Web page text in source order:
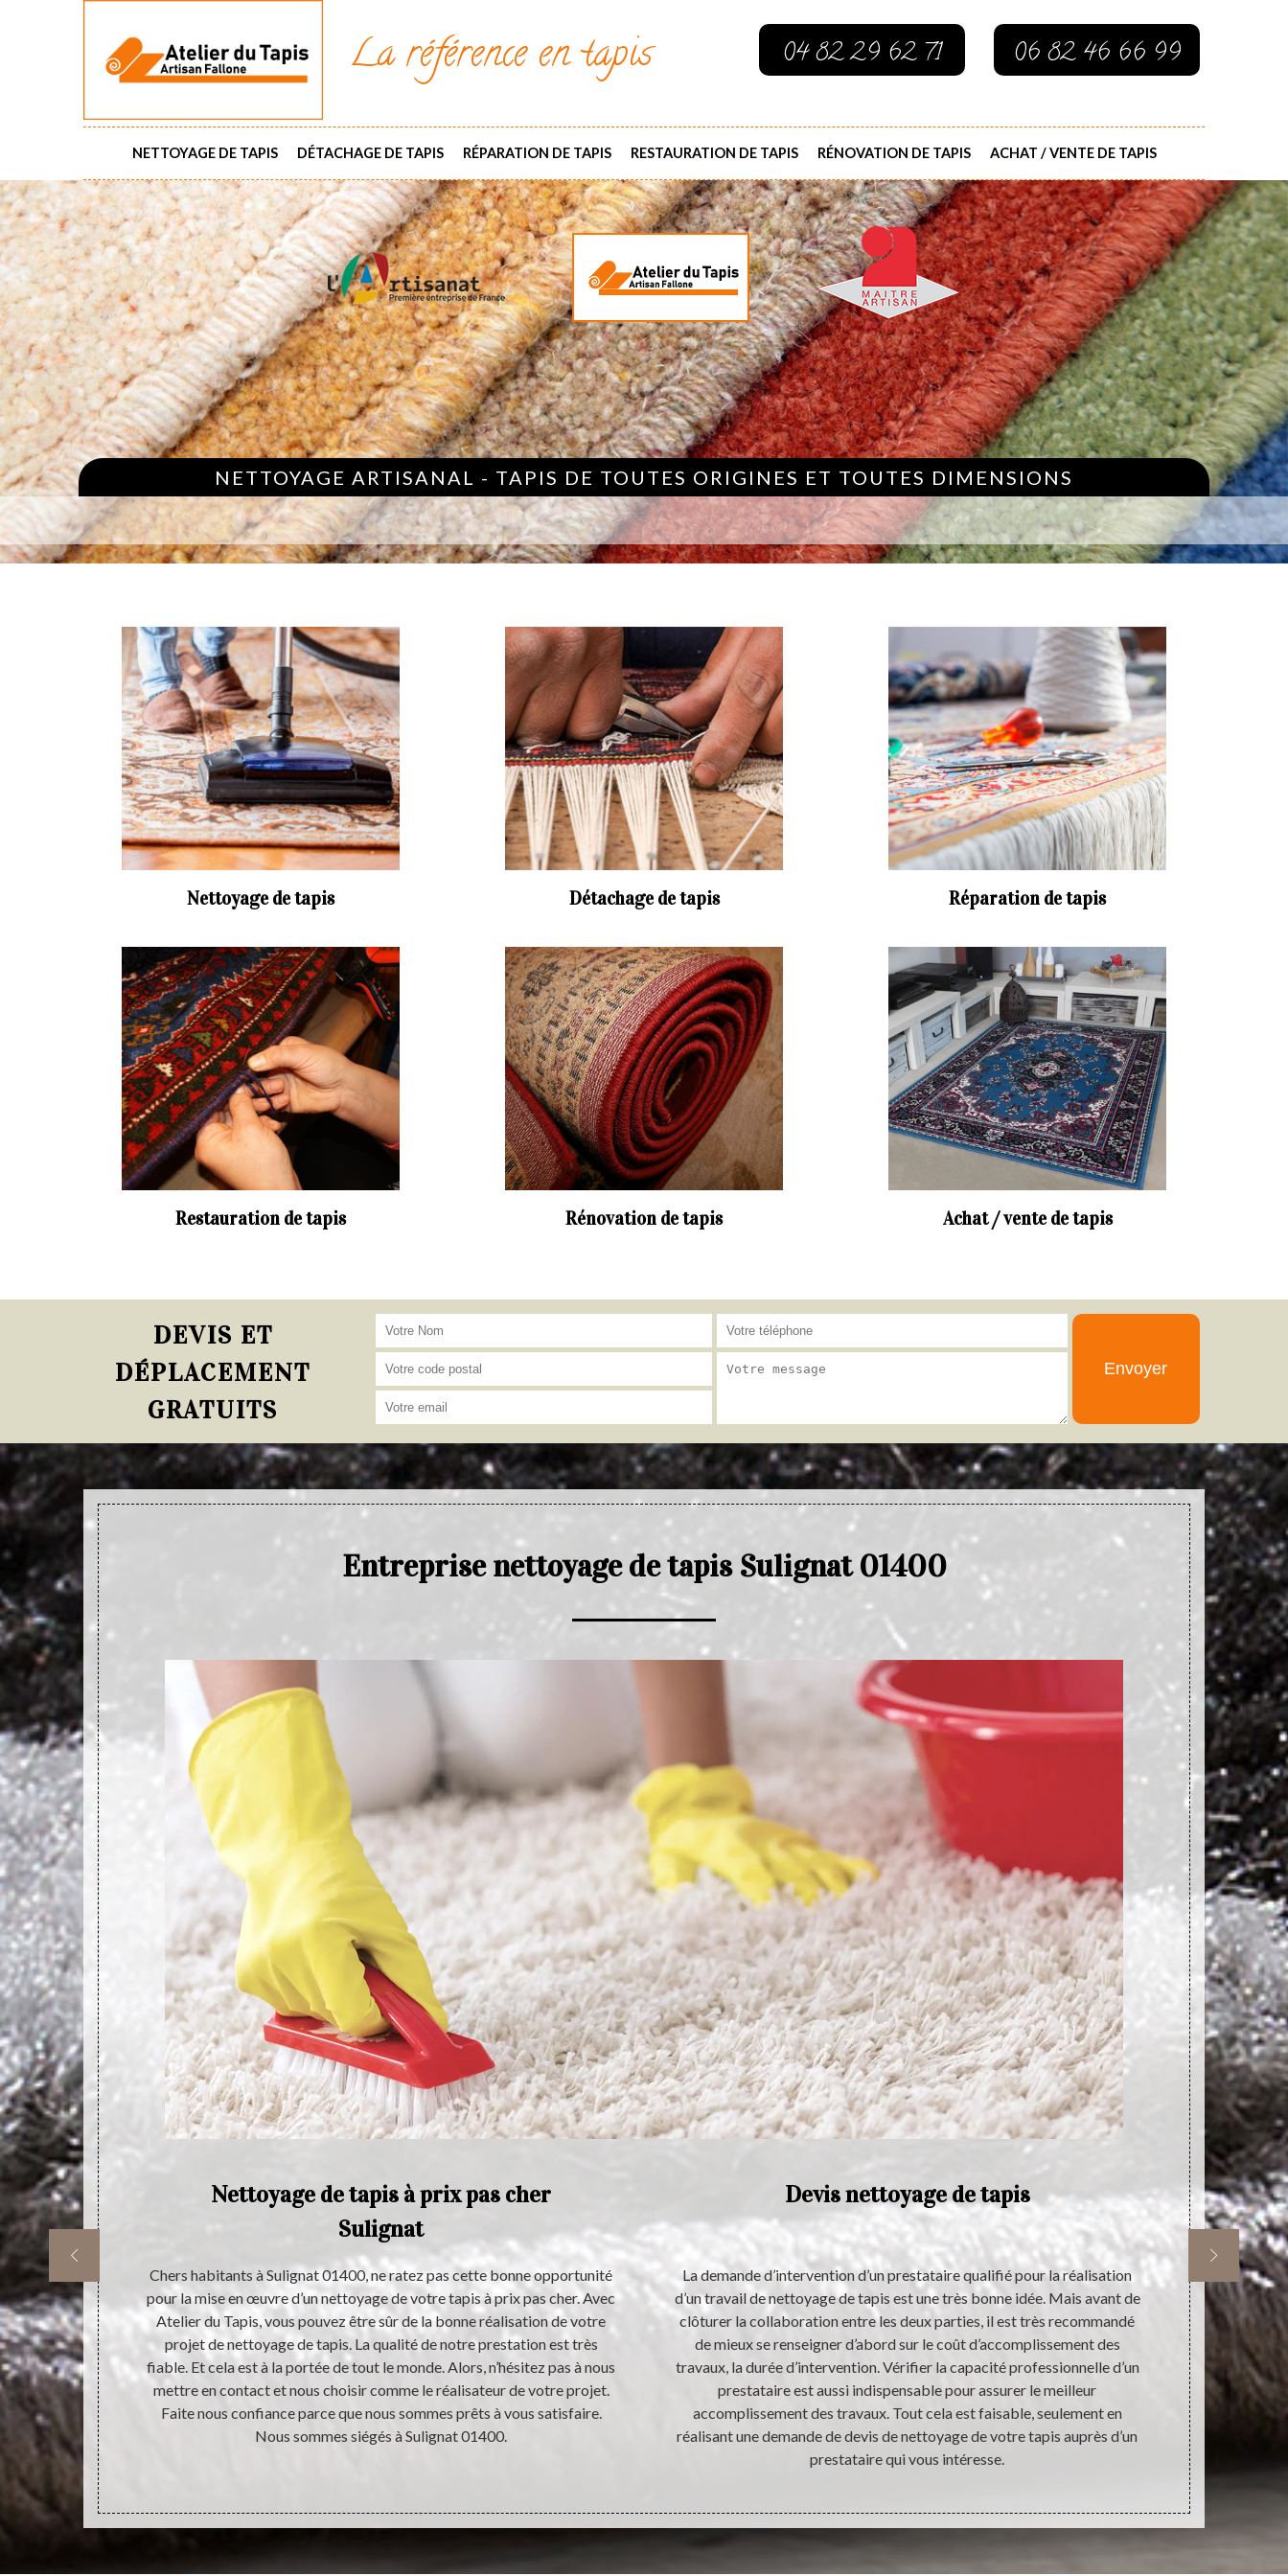
La référence en tapis 04 82 29 62 71 06 82 46 66 99
NETTOYAGE DE TAPIS DÉTACHAGE DE TAPIS RÉPARATION DE TAPIS RESTAURATION DE TAPIS RÉNOVATION DE TAPIS ACHAT / VENTE DE TAPIS
NETTOYAGE ARTISANAL - TAPIS DE TOUTES ORIGINES ET TOUTES DIMENSIONS
Nettoyage de tapis Détachage de tapis Réparation de tapis
Restauration de tapis Rénovation de tapis Achat / vente de tapis
DEVIS ET
DÉPLACEMENT
GRATUITS
Entreprise nettoyage de tapis Sulignat 01400
d’une
impact
De ce
le but de
Le
assurer
pouvez
par un
Nettoyage de tapis à prix pas cher
Sulignat
Chers habitants à Sulignat 01400, ne ratez pas cette bonne opportunité
pour la mise en œuvre d’un nettoyage de votre tapis à prix pas cher. Avec
Atelier du Tapis, vous pouvez être sûr de la bonne réalisation de votre
projet de nettoyage de tapis. La qualité de notre prestation est très
fiable. Et cela est à la portée de tout le monde. Alors, n’hésitez pas à nous
mettre en contact et nous choisir comme le réalisateur de votre projet.
Faite nous confiance parce que nous sommes prêts à vous satisfaire.
Nous sommes siégés à Sulignat 01400.
Devis nettoyage de tapis
La demande d’intervention d’un prestataire qualifié pour la réalisation
d’un travail de nettoyage de tapis est une très bonne idée. Mais avant de
clôturer la collaboration entre les deux parties, il est très recommandé
de mieux se renseigner d’abord sur le coût d’accomplissement des
travaux, la durée d’intervention. Vérifier la capacité professionnelle d’un
prestataire est aussi indispensable pour assurer le meilleur
accomplissement des travaux. Tout cela est faisable, seulement en
réalisant une demande de devis de nettoyage de votre tapis auprès d’un
prestataire qui vous intéresse.
Plusieurs
urgente la
œuvre
recherche
est
rapide en
une très